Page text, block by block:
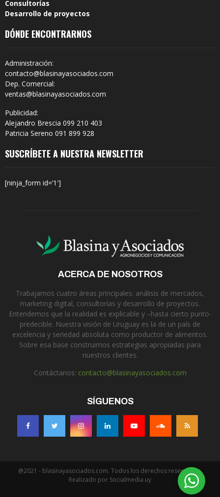
Consultorías
Desarrollo de proyectos
DÓNDE ENCONTRARNOS
Administración:
contacto@blasinayasociados.com
Dep. Comercial:
ventas@blasinayasociados.com
Publicidad:
Alejandro Brescia 099 210 403
Patricia Sereno 091 899 928
SUSCRÍBETE A NUESTRA NEWSLETTER
[ninja_form id=’1′]
ACERCA DE NOSOTROS
Trabajamos cuatro áreas principales: análisis de mercados,
marketing digital, consultorías y desarrollo de proyectos.
Entendemos que la realidad es explicable y –hasta cierto punto-
predecible. Nuestra visión de Uruguay es la de un país de
excelencia y seriedad absoluta como productor de alimentos.
Sobre esa base construimos estrategias apropiadas para
nuestros clientes.
Contáctanos: contacto@blasinayasociados.com
SÍGUENOS
@2021 - blasinayasociados.com. Todos los derechos reservados.
Realizado por Socialmedia.uy